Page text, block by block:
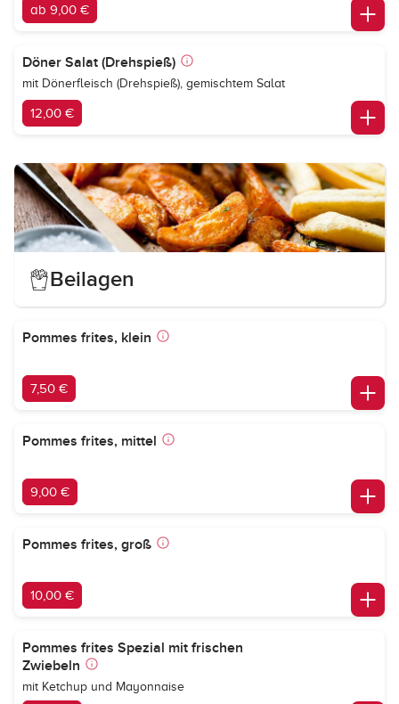
ab 9,00 €
Döner Salat (Drehspieß)
mit Dönerfleisch (Drehspieß), gemischtem Salat
12,00 €
Beilagen
Pommes frites, klein
7,50 €
Pommes frites, mittel
9,00 €
Pommes frites, groß
10,00 €
Pommes frites Spezial mit frischen
Zwiebeln
mit Ketchup und Mayonnaise